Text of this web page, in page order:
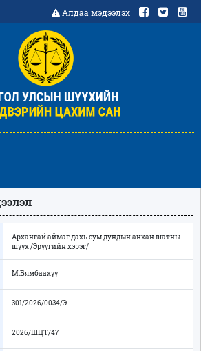
Алдаа мэдээлэх
Архангай аймаг дахь сум дундын анхан шатны
шүүх /Эрүүгийн хэрэг/
М.Бямбаахүү
301/2026/0034/Э
2026/ШЦТ/47